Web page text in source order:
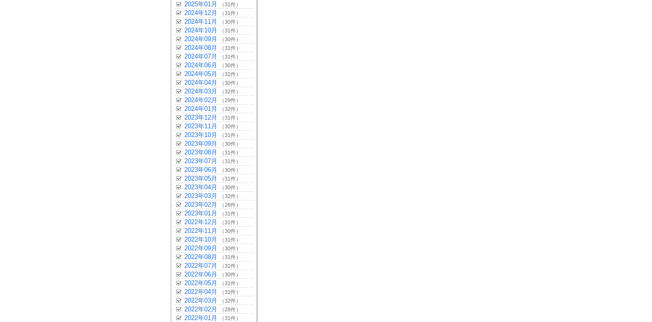
2025年01月 （31件）
2024年12月 （31件）
2024年11月 （30件）
2024年10月 （31件）
2024年09月 （30件）
2024年08月 （31件）
2024年07月 （31件）
2024年06月 （30件）
2024年05月 （31件）
2024年04月 （30件）
2024年03月 （32件）
2024年02月 （29件）
2024年01月 （32件）
2023年12月 （31件）
2023年11月 （30件）
2023年10月 （31件）
2023年09月 （30件）
2023年08月 （31件）
2023年07月 （31件）
2023年06月 （30件）
2023年05月 （31件）
2023年04月 （30件）
2023年03月 （32件）
2023年02月 （28件）
2023年01月 （31件）
2022年12月 （31件）
2022年11月 （30件）
2022年10月 （31件）
2022年09月 （30件）
2022年08月 （31件）
2022年07月 （31件）
2022年06月 （30件）
2022年05月 （31件）
2022年04月 （31件）
2022年03月 （32件）
2022年02月 （28件）
2022年01月 （31件）